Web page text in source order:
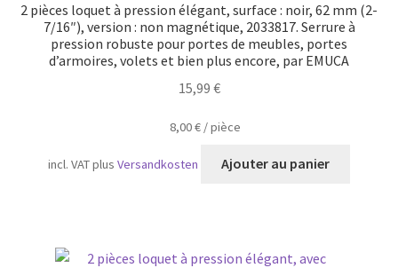
2 pièces loquet à pression élégant, surface : noir, 62 mm (2-
7/16″), version : non magnétique, 2033817. Serrure à
pression robuste pour portes de meubles, portes
d’armoires, volets et bien plus encore, par EMUCA
15,99 €
8,00€ /pièce
incl. VATplusVersandkosten Ajouter au panier